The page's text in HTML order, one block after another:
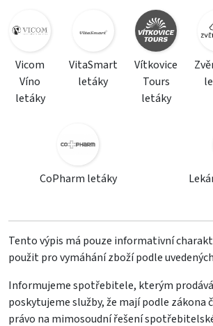
Vicom
Víno
letáky
VitaSmart
letáky
Vítkovice
Tours
letáky
CoPharm letáky
Tento výpis má pouze informativní
použit pro vymáhání zboží podle
Informujeme spotřebitele, kterým
poskytujeme služby, že mají podle zákona
právo na mimosoudní řešení